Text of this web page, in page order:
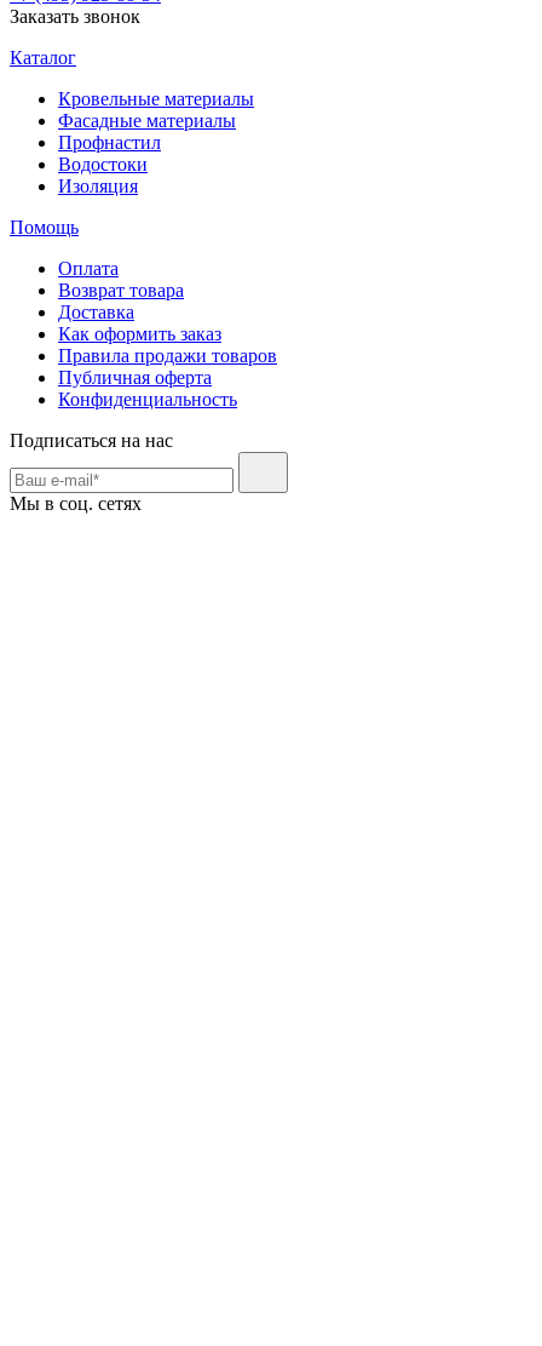
Заказать звонок
Каталог
Кровельные материалы
Фасадные материалы
Профнастил
Водостоки
Изоляция
Помощь
Оплата
Возврат товара
Доставка
Как оформить заказ
Правила продажи товаров
Публичная оферта
Конфиденциальность
Подписаться на нас
Мы в соц. сетях